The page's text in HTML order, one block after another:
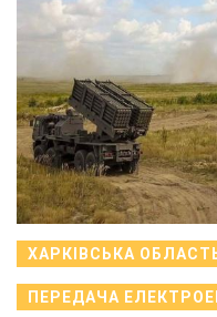
ХАРКІВСЬКА
ПЕРЕДАЧА